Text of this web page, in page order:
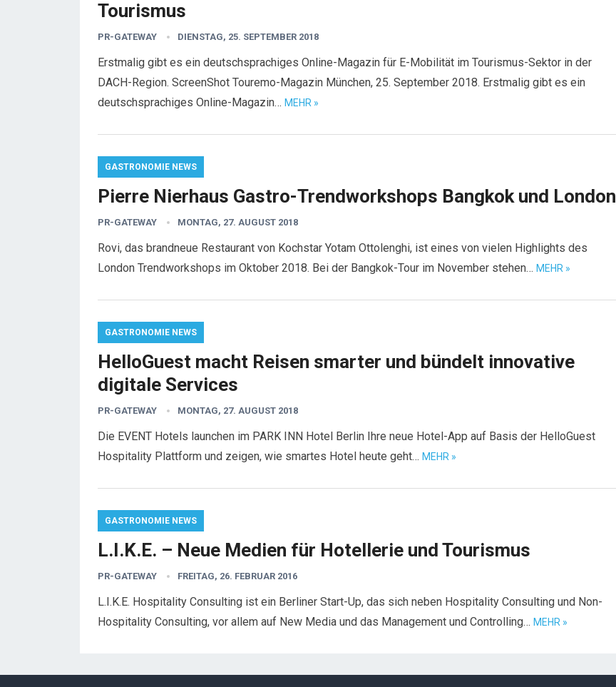
Tourismus
PR-GATEWAY DIENSTAG, 25. SEPTEMBER 2018
Erstmalig gibt es ein deutschsprachiges Online-Magazin für E-Mobilität im Tourismus-Sektor in der
DACH-Region. ScreenShot Touremo-Magazin München, 25. September 2018. Erstmalig gibt es ein
deutschsprachiges Online-Magazin… MEHR »
GASTRONOMIE NEWS
Pierre Nierhaus Gastro-Trendworkshops Bangkok und London
PR-GATEWAY MONTAG, 27. AUGUST 2018
Rovi, das brandneue Restaurant von Kochstar Yotam Ottolenghi, ist eines von vielen Highlights des
London Trendworkshops im Oktober 2018. Bei der Bangkok-Tour im November stehen… MEHR »
GASTRONOMIE NEWS
HelloGuest macht Reisen smarter und bündelt innovative
digitale Services
PR-GATEWAY MONTAG, 27. AUGUST 2018
Die EVENT Hotels launchen im PARK INN Hotel Berlin Ihre neue Hotel-App auf Basis der HelloGuest
Hospitality Plattform und zeigen, wie smartes Hotel heute geht… MEHR »
GASTRONOMIE NEWS
L.I.K.E. – Neue Medien für Hotellerie und Tourismus
PR-GATEWAY FREITAG, 26. FEBRUAR 2016
L.I.K.E. Hospitality Consulting ist ein Berliner Start-Up, das sich neben Hospitality Consulting und Non-
Hospitality Consulting, vor allem auf New Media und das Management und Controlling… MEHR »